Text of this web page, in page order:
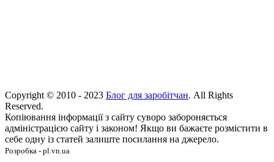
Copyright © 2010 - 2023 Блог для заробітчан. All Rights
Reserved.
Копіювання інформації з сайту суворо забороняється
адміністрацією сайту і законом! Якщо ви бажаєте розмістити в
себе одну із статей залиште посилання на джерело.
Розробка - pl.vn.ua